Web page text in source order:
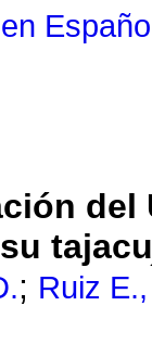
del
tajacu
; Ruiz